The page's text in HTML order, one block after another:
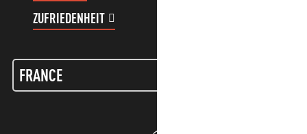
ZUFRIEDENHEIT